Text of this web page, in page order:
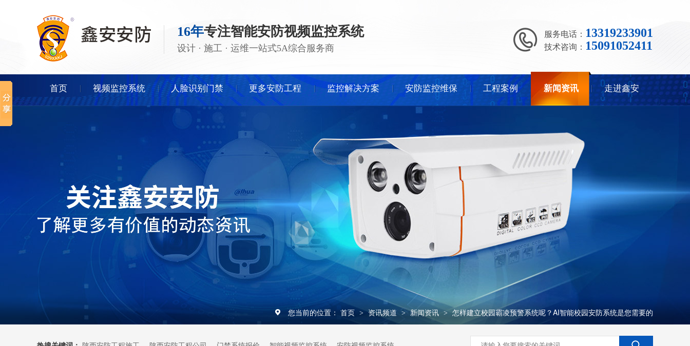
16年专注智能安防视频监控系统
设计 · 施工 · 运维一站式5A综合服务商
服务电话： 13319233901
技术咨询： 15091052411
首页 视频监控系统 人脸识别门禁 更多安防工程 监控解决方案 安防监控维保 工程案例 新闻资讯 走进鑫安
您当前的位置： 首页 > 资讯频道 > 新闻资讯 > 怎样建立校园霸凌预警系统呢？AI智能校园安防系统是您需要的